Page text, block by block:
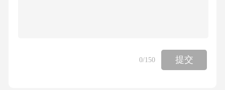
取得与损失之间存在因果关系D、以上都是答
案：D解析：根据《中华人民共和国民法典》，
0/150 提交